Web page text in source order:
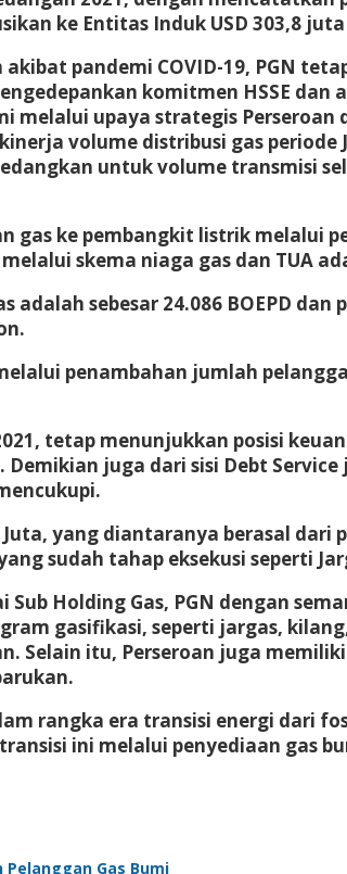
ke Entitas Induk USD 303,8 juta
pandemi COVID-19, PGN
komitmen HSSE dan
melalui upaya strategis
volume distribusi gas
untuk volume transmisi
ke pembangkit listrik melalui
skema niaga gas dan TUA
sebesar 24.086 BOEPD dan
penambahan jumlah
tetap menunjukkan posisi
juga dari sisi Debt
Juta, yang diantaranya berasal
sudah tahap eksekusi seperti
Holding Gas, PGN dengan
gasifikasi, seperti jargas,
Selain itu, Perseroan juga
rangka era transisi energi dari
ini melalui penyediaan gas
Gas Bumi